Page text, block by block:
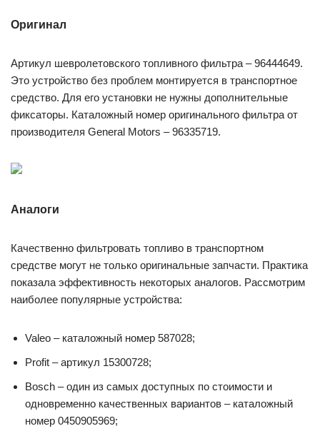
Оригинал
Артикул шевролетовского топливного фильтра – 96444649.
Это устройство без проблем монтируется в транспортное
средство. Для его установки не нужны дополнительные
фиксаторы. Каталожный номер оригинального фильтра от
производителя General Motors – 96335719.
Аналоги
Качественно фильтровать топливо в транспортном
средстве могут не только оригинальные запчасти. Практика
показала эффективность некоторых аналогов. Рассмотрим
наиболее популярные устройства:
Valeo – каталожный номер 587028;
Profit – артикул 15300728;
Bosch – один из самых доступных по стоимости и
одновременно качественных вариантов – каталожный
номер 0450905969;